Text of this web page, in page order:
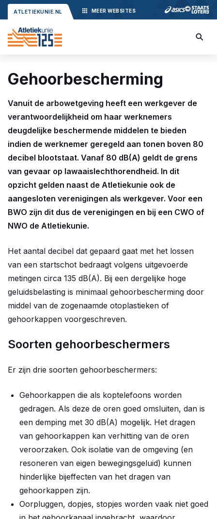
ATLETIEKUNIE.NL MEER WEBSITES
Gehoorbescherming
Vanuit de arbowetgeving heeft een werkgever de
verantwoordelijkheid om haar werknemers
deugdelijke beschermende middelen te bieden
indien de werknemer geregeld aan tonen boven 80
decibel blootstaat. Vanaf 80 dB(A) geldt de grens
van gevaar op lawaaislechthorendheid. In dit
opzicht gelden naast de Atletiekunie ook de
aangesloten verenigingen als werkgever. Voor een
BWO zijn dit dus de verenigingen en bij een CWO of
NWO de Atletiekunie.
Het aantal decibel dat gepaard gaat met het lossen
van een startschot bedraagt volgens uitgevoerde
metingen circa 135 dB(A). Bij een dergelijke hoge
geluidsbelasting is minimaal gehoorbescherming door
middel van de zogenaamde otoplastieken of
gehoorkappen voorgeschreven.
Soorten gehoorbeschermers
Er zijn drie soorten gehoorbeschermers:
Gehoorkappen die als koptelefoons worden
gedragen. Als deze de oren goed omsluiten, dan is
een demping met 30 dB(A) mogelijk. Het dragen
van gehoorkappen kan verhitting van de oren
veroorzaken. Ook isolatie van de omgeving (en
resoneren van eigen bewegingsgeluid) kunnen
hinderlijke bijeffecten van het dragen van
gehoorkappen zijn.
Oorpluggen, dopjes, stopjes worden vaak niet goed